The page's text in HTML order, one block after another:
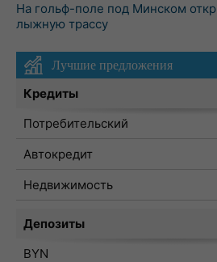
На гольф-поле под Минском
лыжную трассу
Лучшие предложения
Кредиты
Потребительский
Автокредит
Недвижимость
Депозиты
BYN